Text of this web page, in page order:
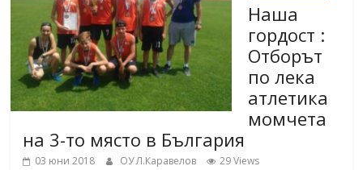
Наша
гордост :
Отборът
по лека
атлетика
момчета
на 3-то място в България
03 юни 2018 ОУ Л.Каравелов 29 Views